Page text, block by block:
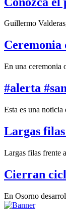
Guillermo
Ceremonia
En una ceremonia
#alerta
Esta es una noticia
Largas
Largas filas frente
Cierran
En Osorno